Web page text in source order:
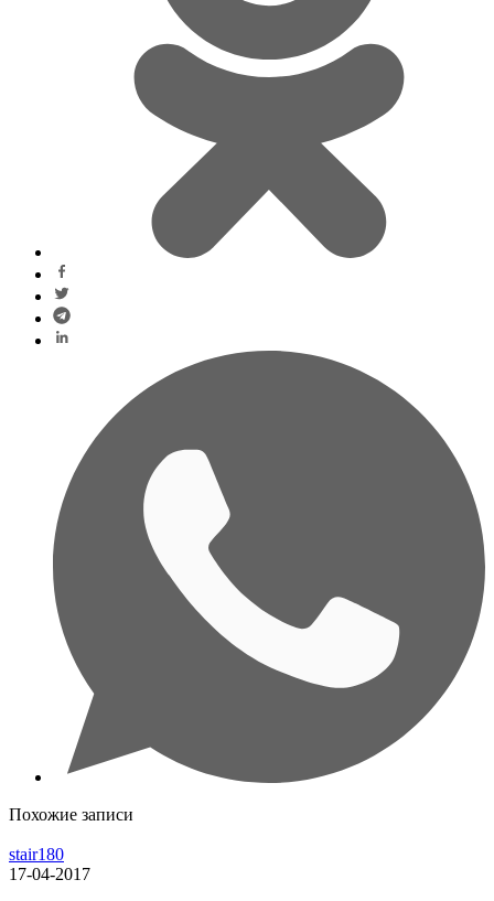
Похожие записи
stair180
17-04-2017